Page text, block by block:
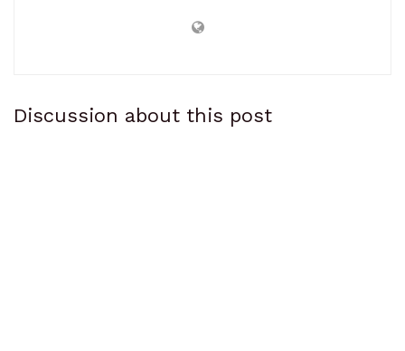
Discussion about this post